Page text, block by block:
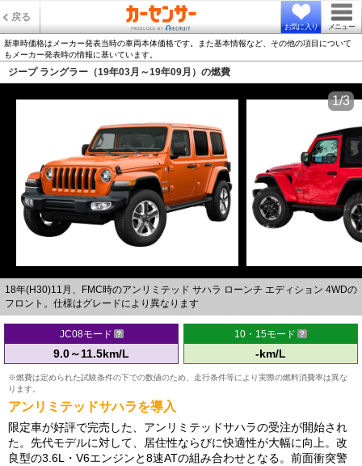
戻る
お気に入り メニュー
新車時価格はメーカー発表当時の車両本体価格です。また基本情報など、その他の項目について
もメーカー発表時の情報に基いています。
ジープ ラングラー（19年03月～19年09月）の燃費
18年(H30)11月、FMC時のアンリミテッド サハラ ローンチ エディション 4WDの
フロント。仕様はグレードにより異なります
1/3
JC08モード
9.0～11.5km/L
10・15モード
-km/L
※燃費は定められた試験条件の下での数値のため、走行条件等により実際の燃料消費率は異な
ります。
アンリミテッドサハラを導入
限定車が好評で完売した、アンリミテッドサハラの受注が開始され
た。先代モデルに対して、居住性ならびに快適性が大幅に向上。改
良型の3.6L・V6エンジンと8速ATの組み合わせとなる。前面衝突警